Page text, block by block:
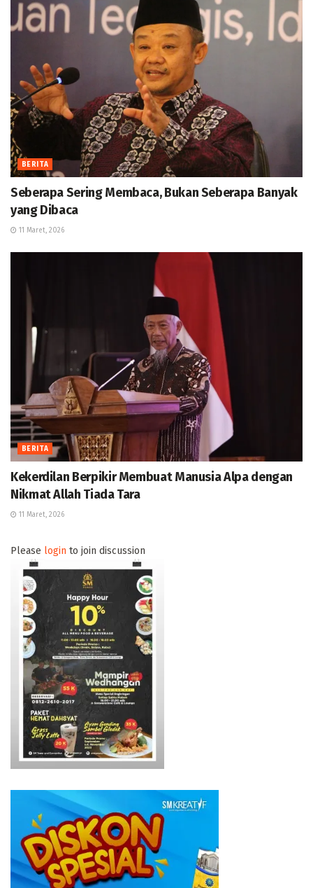
BERITA
Seberapa Sering Membaca, Bukan Seberapa Banyak
yang Dibaca
11 Maret, 2026
BERITA
Kekerdilan Berpikir Membuat Manusia Alpa dengan
Nikmat Allah Tiada Tara
11 Maret, 2026
Please login to join discussion